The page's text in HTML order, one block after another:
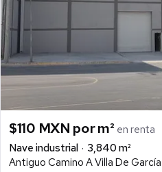
$110 MXN por m² en renta
Nave industrial
3,840 m²